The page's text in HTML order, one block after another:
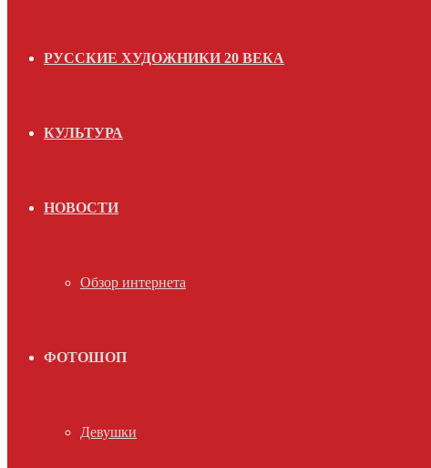
РУССКИЕ ХУДОЖНИКИ 20 ВЕКА
КУЛЬТУРА
НОВОСТИ
Обзор интернета
ФОТОШОП
Девушки